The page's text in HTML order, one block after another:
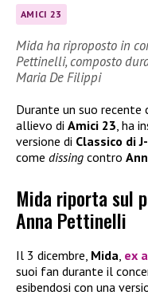
AMICI 23
Mida ha riproposto in
Pettinelli, composto
Maria De Filippi
Durante un suo
allievo di Amici 23, ha
versione di Classico di
come dissing contro
Mida riporta sul
Anna Pettinelli
Il 3 dicembre, Mida ex
suoi fan durante il
esibendosi con una